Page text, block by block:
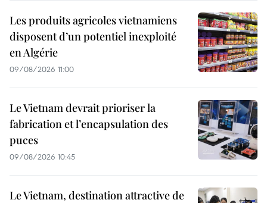
Les produits agricoles vietnamiens
disposent d’un potentiel inexploité
en Algérie
09/08/2026 11:00
Le Vietnam devrait prioriser la
fabrication et l’encapsulation des
puces
09/08/2026 10:45
Le Vietnam, destination attractive de